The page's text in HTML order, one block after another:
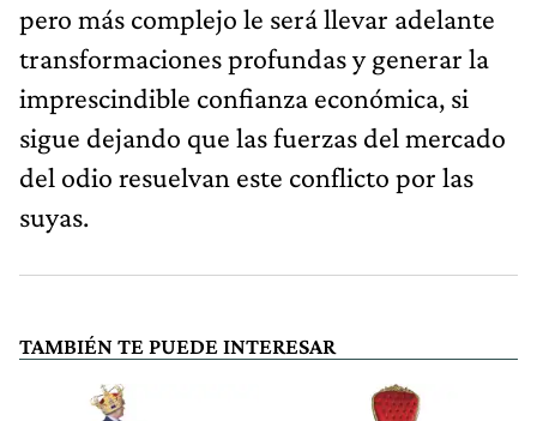
pero más complejo le será llevar adelante
transformaciones profundas y generar la
imprescindible confianza económica, si
sigue dejando que las fuerzas del mercado
del odio resuelvan este conflicto por las
suyas.
TAMBIÉN TE PUEDE INTERESAR